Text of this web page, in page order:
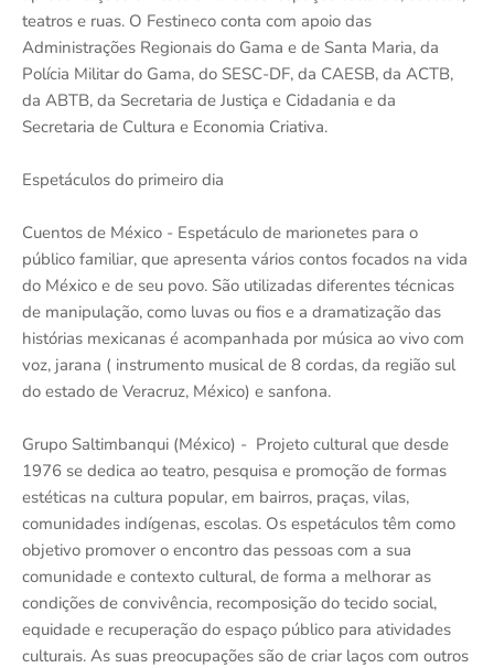
teatros e ruas. O Festineco conta com apoio das
Administrações Regionais do Gama e de Santa Maria, da
Polícia Militar do Gama, do SESC-DF, da CAESB, da ACTB,
da ABTB, da Secretaria de Justiça e Cidadania e da
Secretaria de Cultura e Economia Criativa.
Espetáculos do primeiro dia
Cuentos de México - Espetáculo de marionetes para o
público familiar, que apresenta vários contos focados na vida
do México e de seu povo. São utilizadas diferentes técnicas
de manipulação, como luvas ou fios e a dramatização das
histórias mexicanas é acompanhada por música ao vivo com
voz, jarana ( instrumento musical de 8 cordas, da região sul
do estado de Veracruz, México) e sanfona.
Grupo Saltimbanqui (México) - Projeto cultural que desde
1976 se dedica ao teatro, pesquisa e promoção de formas
estéticas na cultura popular, em bairros, praças, vilas,
comunidades indígenas, escolas. Os espetáculos têm como
objetivo promover o encontro das pessoas com a sua
comunidade e contexto cultural, de forma a melhorar as
condições de convivência, recomposição do tecido social,
equidade e recuperação do espaço público para atividades
culturais. As suas preocupações são de criar laços com outros